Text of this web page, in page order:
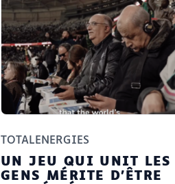
TOTALENERGIES
UN JEU QUI UNIT LES
GENS MÉRITE D’ÊTRE